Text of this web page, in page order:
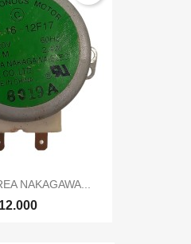
NAKAGAWA...